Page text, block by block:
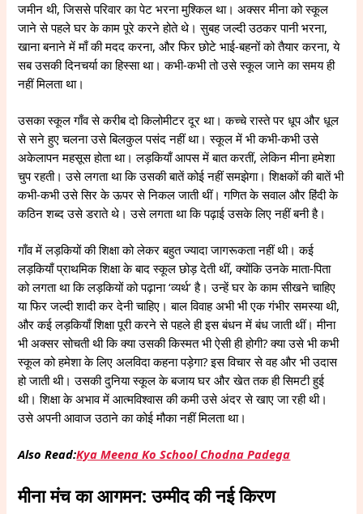
जमीन थी, जिससे परिवार का पेट भरना मुश्किल था। अक्सर मीना को स्कूल
जाने से पहले घर के काम पूरे करने होते थे। सुबह जल्दी उठकर पानी भरना,
खाना बनाने में माँ की मदद करना, और फिर छोटे भाई-बहनों को तैयार करना, ये
सब उसकी दिनचर्या का हिस्सा था। कभी-कभी तो उसे स्कूल जाने का समय ही
नहीं मिलता था।
उसका स्कूल गाँव से करीब दो किलोमीटर दूर था। कच्चे रास्ते पर धूप और धूल
से सने हुए चलना उसे बिलकुल पसंद नहीं था। स्कूल में भी कभी-कभी उसे
अकेलापन महसूस होता था। लड़कियाँ आपस में बात करतीं, लेकिन मीना हमेशा
चुप रहती। उसे लगता था कि उसकी बातें कोई नहीं समझेगा। शिक्षकों की बातें भी
कभी-कभी उसे सिर के ऊपर से निकल जाती थीं। गणित के सवाल और हिंदी के
कठिन शब्द उसे डराते थे। उसे लगता था कि पढ़ाई उसके लिए नहीं बनी है।
गाँव में लड़कियों की शिक्षा को लेकर बहुत ज्यादा जागरूकता नहीं थी। कई
लड़कियाँ प्राथमिक शिक्षा के बाद स्कूल छोड़ देती थीं, क्योंकि उनके माता-पिता
को लगता था कि लड़कियों को पढ़ाना ‘व्यर्थ’ है। उन्हें घर के काम सीखने चाहिए
या फिर जल्दी शादी कर देनी चाहिए। बाल विवाह अभी भी एक गंभीर समस्या थी,
और कई लड़कियाँ शिक्षा पूरी करने से पहले ही इस बंधन में बंध जाती थीं। मीना
भी अक्सर सोचती थी कि क्या उसकी किस्मत भी ऐसी ही होगी? क्या उसे भी कभी
स्कूल को हमेशा के लिए अलविदा कहना पड़ेगा? इस विचार से वह और भी उदास
हो जाती थी। उसकी दुनिया स्कूल के बजाय घर और खेत तक ही सिमटी हुई
थी। शिक्षा के अभाव में आत्मविश्वास की कमी उसे अंदर से खाए जा रही थी।
उसे अपनी आवाज उठाने का कोई मौका नहीं मिलता था।
Also Read:Kya Meena Ko School Chodna Padega
मीना मंच का आगमन: उम्मीद की नई किरण